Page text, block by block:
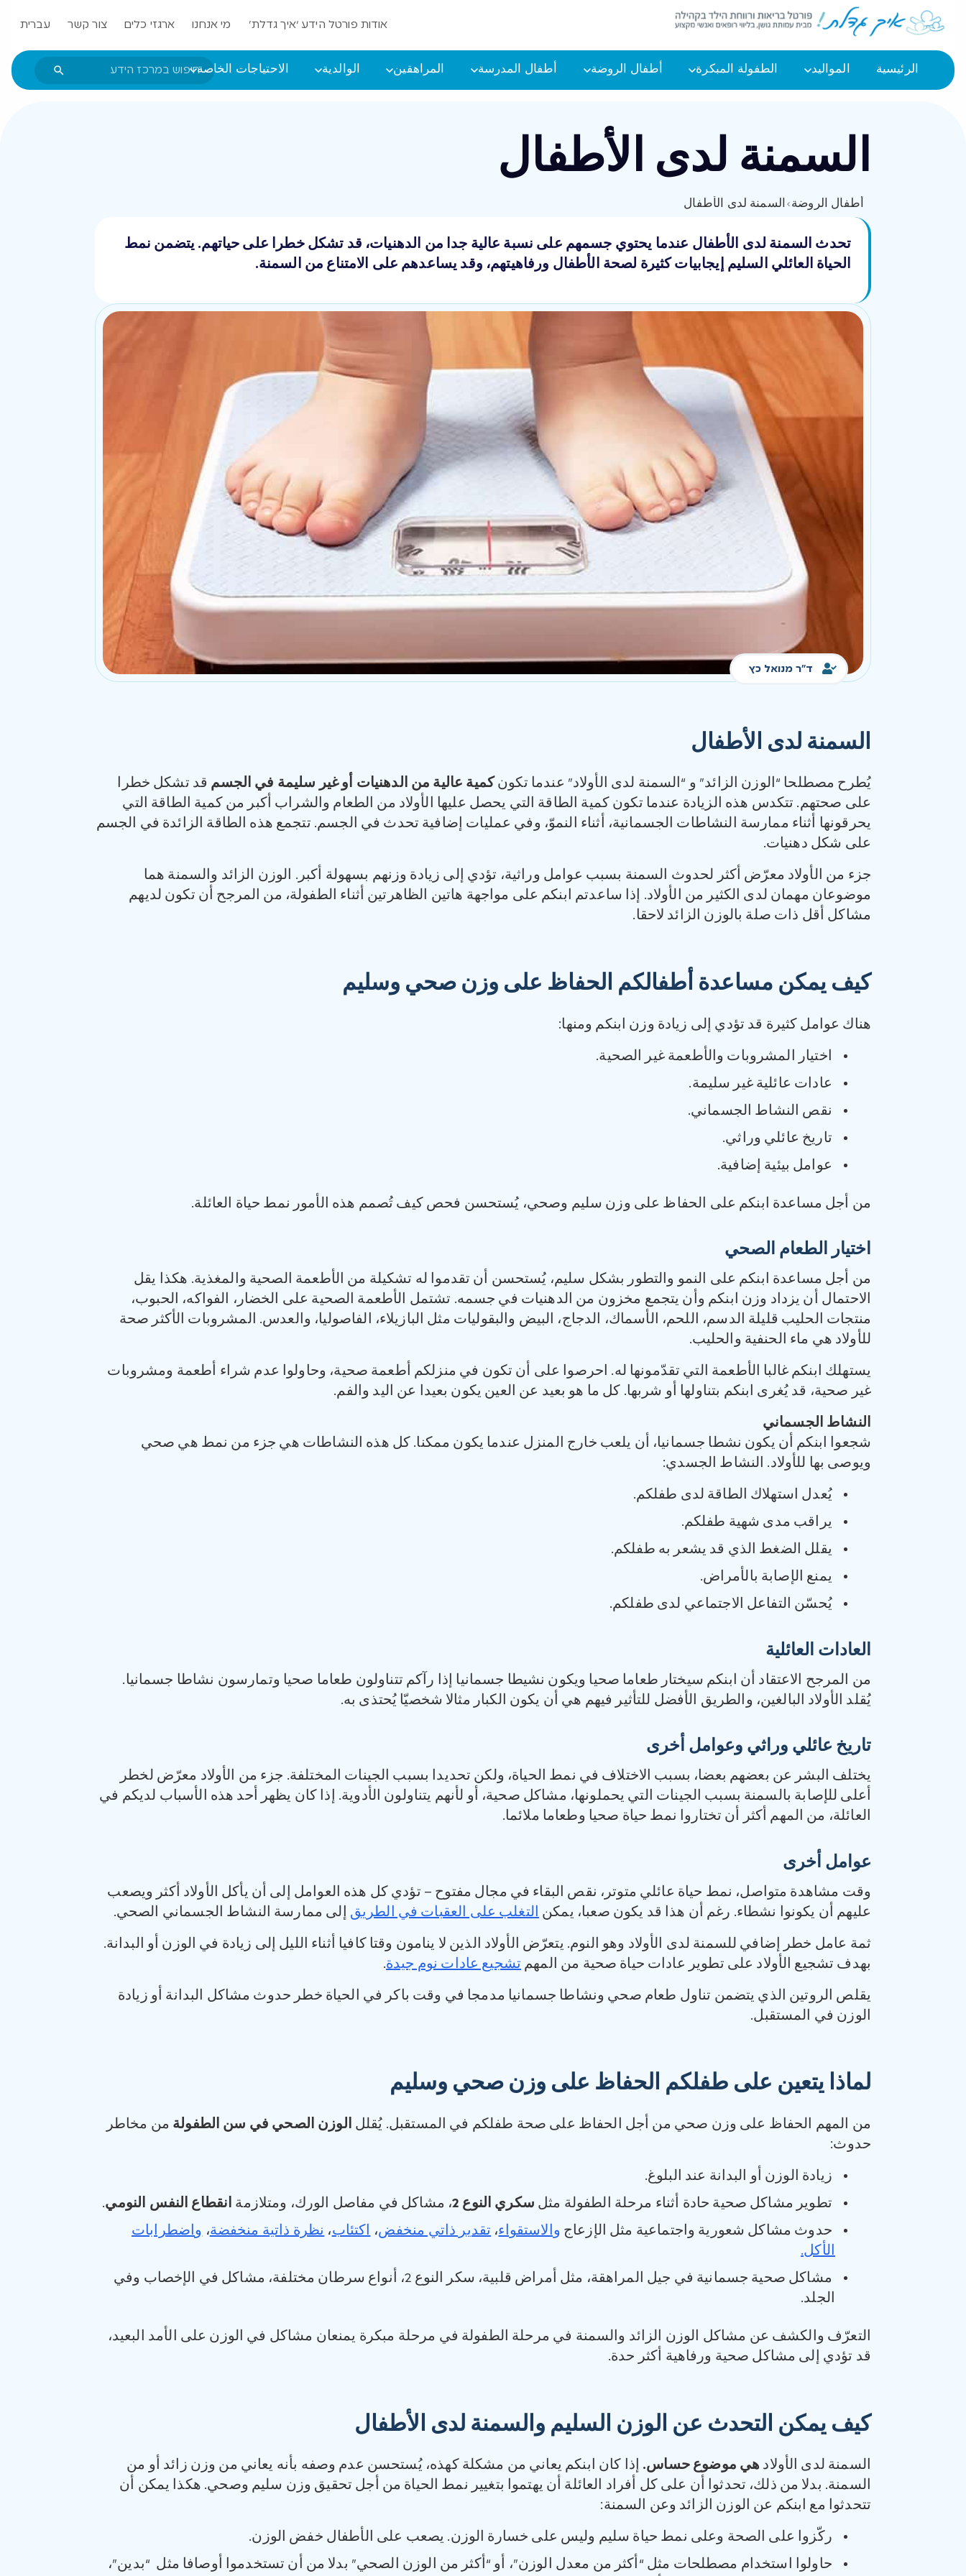
אודות פורטל הידע ‘איך גדלת’ מי אנחנו ארגזי כלים צור קשר עברית
الرئيسية المواليد الطفولة المبكرة أطفال الروضة أطفال المدرسة المراهقين الوالدية الاحتياجات الخاصة
السمنة لدى الأطفال
أطفال الروضة› السمنة لدى الأطفال
تحدث السمنة لدى الأطفال عندما يحتوي جسمهم على نسبة عالية جدا من الدهنيات، قد تشكل خطرا على حياتهم. يتضمن نمط
الحياة العائلي السليم إيجابيات كثيرة لصحة الأطفال ورفاهيتهم، وقد يساعدهم على الامتناع من السمنة.
ד"ר מנואל כץ
السمنة لدى الأطفال
يُطرح مصطلحا “الوزن الزائد” و “السمنة لدى الأولاد” عندما تكون كمية عالية من الدهنيات أو غير سليمة في الجسم قد تشكل خطرا
على صحتهم. تتكدس هذه الزيادة عندما تكون كمية الطاقة التي يحصل عليها الأولاد من الطعام والشراب أكبر من كمية الطاقة التي
يحرقونها أثناء ممارسة النشاطات الجسمانية، أثناء النموّ، وفي عمليات إضافية تحدث في الجسم. تتجمع هذه الطاقة الزائدة في الجسم
على شكل دهنيات.
جزء من الأولاد معرّض أكثر لحدوث السمنة بسبب عوامل وراثية، تؤدي إلى زيادة وزنهم بسهولة أكبر. الوزن الزائد والسمنة هما
موضوعان مهمان لدى الكثير من الأولاد. إذا ساعدتم ابنكم على مواجهة هاتين الظاهرتين أثناء الطفولة، من المرجح أن تكون لديهم
مشاكل أقل ذات صلة بالوزن الزائد لاحقا.
كيف يمكن مساعدة أطفالكم الحفاظ على وزن صحي وسليم
هناك عوامل كثيرة قد تؤدي إلى زيادة وزن ابنكم ومنها:
اختيار المشروبات والأطعمة غير الصحية.
عادات عائلية غير سليمة.
نقص النشاط الجسماني.
تاريخ عائلي وراثي.
عوامل بيئية إضافية.
من أجل مساعدة ابنكم على الحفاظ على وزن سليم وصحي، يُستحسن فحص كيف تُصمم هذه الأمور نمط حياة العائلة.
اختيار الطعام الصحي
من أجل مساعدة ابنكم على النمو والتطور بشكل سليم، يُستحسن أن تقدموا له تشكيلة من الأطعمة الصحية والمغذية. هكذا يقل
الاحتمال أن يزداد وزن ابنكم وأن يتجمع مخزون من الدهنيات في جسمه. تشتمل الأطعمة الصحية على الخضار، الفواكه، الحبوب،
منتجات الحليب قليلة الدسم، اللحم، الأسماك، الدجاج، البيض والبقوليات مثل البازيلاء، الفاصوليا، والعدس. المشروبات الأكثر صحة
للأولاد هي ماء الحنفية والحليب.
يستهلك ابنكم غالبا الأطعمة التي تقدّمونها له. احرصوا على أن تكون في منزلكم أطعمة صحية، وحاولوا عدم شراء أطعمة ومشروبات
غير صحية، قد يُغرى ابنكم بتناولها أو شربها. كل ما هو بعيد عن العين يكون بعيدا عن اليد والفم.
النشاط الجسماني
شجعوا ابنكم أن يكون نشطا جسمانيا، أن يلعب خارج المنزل عندما يكون ممكنا. كل هذه النشاطات هي جزء من نمط هي صحي
ويوصى بها للأولاد. النشاط الجسدي:
يُعدل استهلاك الطاقة لدى طفلكم.
يراقب مدى شهية طفلكم.
يقلل الضغط الذي قد يشعر به طفلكم.
يمنع الإصابة بالأمراض.
يُحسّن التفاعل الاجتماعي لدى طفلكم.
العادات العائلية
من المرجح الاعتقاد أن ابنكم سيختار طعاما صحيا ويكون نشيطا جسمانيا إذا رآكم تتناولون طعاما صحيا وتمارسون نشاطا جسمانيا.
يُقلد الأولاد البالغين، والطريق الأفضل للتأثير فيهم هي أن يكون الكبار مثالا شخصيّا يُحتذى به.
تاريخ عائلي وراثي وعوامل أخرى
يختلف البشر عن بعضهم بعضا، بسبب الاختلاف في نمط الحياة، ولكن تحديدا بسبب الجينات المختلفة. جزء من الأولاد معرّض لخطر
أعلى للإصابة بالسمنة بسبب الجينات التي يحملونها، مشاكل صحية، أو لأنهم يتناولون الأدوية. إذا كان يظهر أحد هذه الأسباب لديكم في
العائلة، من المهم أكثر أن تختاروا نمط حياة صحيا وطعاما ملائما.
عوامل أخرى
وقت مشاهدة متواصل، نمط حياة عائلي متوتر، نقص البقاء في مجال مفتوح – تؤدي كل هذه العوامل إلى أن يأكل الأولاد أكثر ويصعب
عليهم أن يكونوا نشطاء. رغم أن هذا قد يكون صعبا، يمكن التغلب على العقبات في الطريق إلى ممارسة النشاط الجسماني الصحي.
ثمة عامل خطر إضافي للسمنة لدى الأولاد وهو النوم. يتعرّض الأولاد الذين لا ينامون وقتا كافيا أثناء الليل إلى زيادة في الوزن أو البدانة.
بهدف تشجيع الأولاد على تطوير عادات حياة صحية من المهم تشجيع عادات نوم جيدة.
يقلص الروتين الذي يتضمن تناول طعام صحي ونشاطا جسمانيا مدمجا في وقت باكر في الحياة خطر حدوث مشاكل البدانة أو زيادة
الوزن في المستقبل.
لماذا يتعين على طفلكم الحفاظ على وزن صحي وسليم
من المهم الحفاظ على وزن صحي من أجل الحفاظ على صحة طفلكم في المستقبل. يُقلل الوزن الصحي في سن الطفولة من مخاطر
حدوث:
زيادة الوزن أو البدانة عند البلوغ.
تطوير مشاكل صحية حادة أثناء مرحلة الطفولة مثل سكري النوع 2، مشاكل في مفاصل الورك، ومتلازمة انقطاع النفس النومي.
حدوث مشاكل شعورية واجتماعية مثل الإزعاج والاستقواء، تقدير ذاتي منخفض، اكتئاب، نظرة ذاتية منخفضة، واضطرابات
الأكل.
مشاكل صحية جسمانية في جيل المراهقة، مثل أمراض قلبية، سكر النوع 2، أنواع سرطان مختلفة، مشاكل في الإخصاب وفي
الجلد.
التعرّف والكشف عن مشاكل الوزن الزائد والسمنة في مرحلة الطفولة في مرحلة مبكرة يمنعان مشاكل في الوزن على الأمد البعيد،
قد تؤدي إلى مشاكل صحية ورفاهية أكثر حدة.
كيف يمكن التحدث عن الوزن السليم والسمنة لدى الأطفال
السمنة لدى الأولاد هي موضوع حساس. إذا كان ابنكم يعاني من مشكلة كهذه، يُستحسن عدم وصفه بأنه يعاني من وزن زائد أو من
السمنة. بدلا من ذلك، تحدثوا أن على كل أفراد العائلة أن يهتموا بتغيير نمط الحياة من أجل تحقيق وزن سليم وصحي. هكذا يمكن أن
تتحدثوا مع ابنكم عن الوزن الزائد وعن السمنة:
ركّزوا على الصحة وعلى نمط حياة سليم وليس على خسارة الوزن. يصعب على الأطفال خفض الوزن.
حاولوا استخدام مصطلحات مثل “أكثر من معدل الوزن”، أو “أكثر من الوزن الصحي” بدلا من أن تستخدموا أوصافا مثل “بدين”،